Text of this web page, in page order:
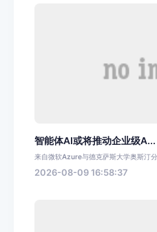
智能体AI或将推动企业级A...
来自微软Azure与德克萨斯大学奥斯汀
2026-08-09 16:58:37